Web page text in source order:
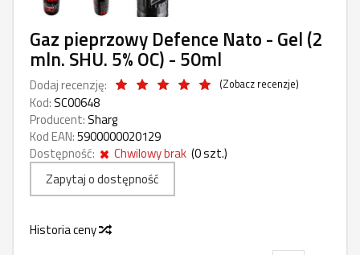
Gaz pieprzowy Defence Nato - Gel (2
mln. SHU. 5% OC) - 50ml
Dodaj recenzję: (Zobacz recenzje)
Kod:SC00648
Producent:Sharg
Kod EAN:5900000020129
Dostępność:
Chwilowy brak (0szt.)
Zapytaj o dostępność
Historia ceny